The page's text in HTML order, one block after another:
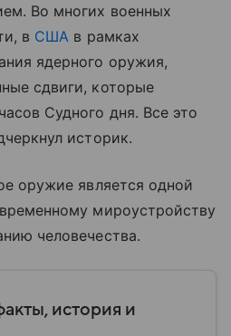
Во многих военных
в США в рамках
ядерного оружия,
сдвиги, которые
Судного дня. Все это
историк.
оружие является одной
мироустройству
человечества.
история и